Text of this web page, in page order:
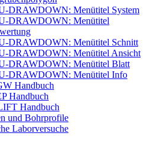
DRAWDOWN: Menütitel System
DRAWDOWN: Menütitel
DRAWDOWN: Menütitel Schnitt
DRAWDOWN: Menütitel Ansicht
DRAWDOWN: Menütitel Blatt
DRAWDOWN: Menütitel Info
Handbuch
Handbuch
Handbuch
und Bohrprofile
Laborversuche